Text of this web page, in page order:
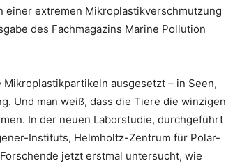
einer extremen Mikroplastikverschmutzung
des Fachmagazins Marine Pollution
ausgesetzt – in Seen,
Und man weiß, dass die Tiere die winzigen
In der neuen Laborstudie, durchgeführt
Instituts, Helmholtz-Zentrum für Polar-
jetzt erstmal untersucht, wie